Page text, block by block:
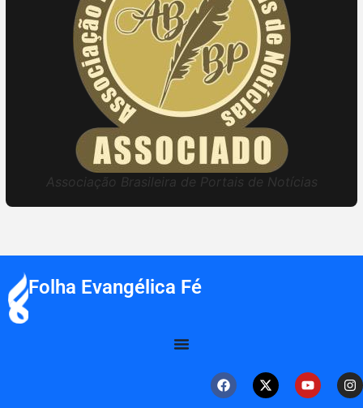
Associação Brasileira de Portais de Notícias
Folha Evangélica Fé